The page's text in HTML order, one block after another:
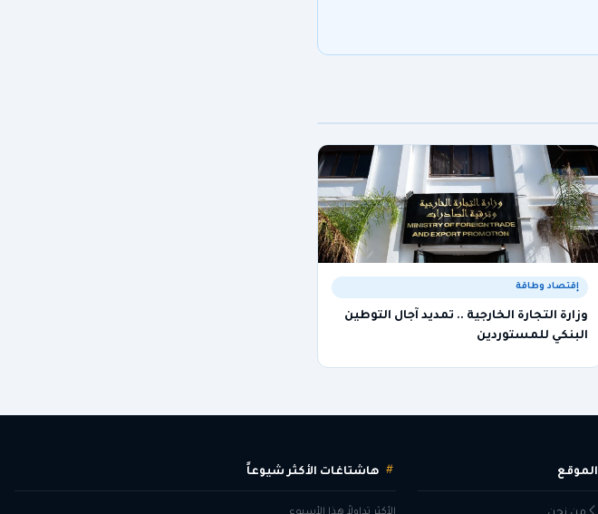
إقتصاد وطاقة
وزارة التجارة الخارجية .. تمديد آجال التوطين
البنكي للمستوردين
الموقع هاشتاغات الأكثر شيوعاً